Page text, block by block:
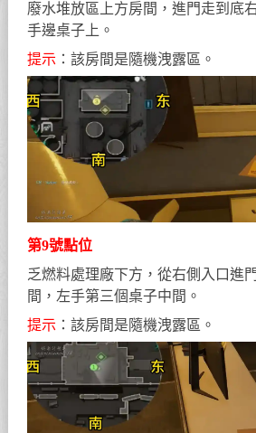
廢水堆放區上方房間，進門走到底
手邊桌子上。
提示 ：該房間是隨機洩露區。
第9號點位
乏燃料處理廠下方，從右側入口進
間，左手第三個桌子中間。
提示 ：該房間是隨機洩露區。